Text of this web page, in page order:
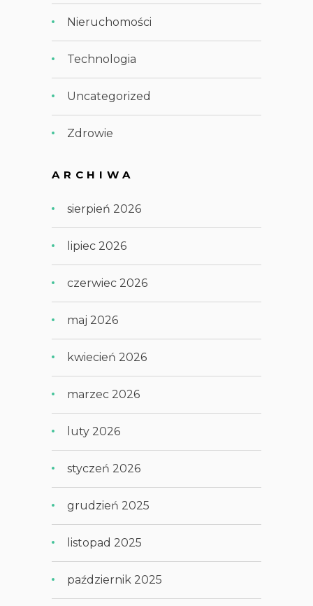
Nieruchomości
Technologia
Uncategorized
Zdrowie
ARCHIWA
sierpień 2026
lipiec 2026
czerwiec 2026
maj 2026
kwiecień 2026
marzec 2026
luty 2026
styczeń 2026
grudzień 2025
listopad 2025
październik 2025